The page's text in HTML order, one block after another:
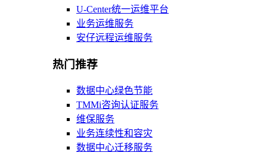
U-Center统一运维平台
业务运维服务
安仔远程运维服务
热门推荐
数据中心绿色节能
TMMi咨询认证服务
维保服务
业务连续性和容灾
数据中心迁移服务